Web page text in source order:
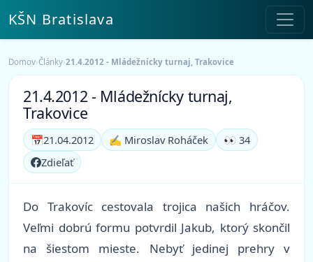
KŠN Bratislava
Domov›Články›21.4.2012 - Mládežnícky turnaj, Trakovice
21.4.2012 - Mládežnícky turnaj,
Trakovice
📅21.04.2012 ✍️ Miroslav Roháček
👀 34
Zdieľať
Do Trakovíc cestovala trojica našich hráčov.
Veľmi dobrú formu potvrdil Jakub, ktorý skončil
na šiestom mieste. Nebyť jedinej prehry v